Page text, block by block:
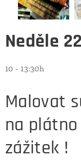
Neděle
10 - 13:30h
Malovat
na
zážitek !